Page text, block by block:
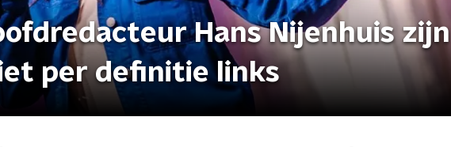
Hans Nijenhuis zijn
per definitie links